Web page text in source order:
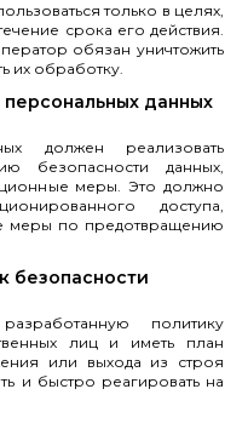
только в целях,
срока его действия.
обязан уничтожить
их обработку.
данных
должен реализовать
безопасности данных,
меры. Это должно
доступа,
меры по предотвращению
безопасности
политику
лиц и иметь план
или выхода из строя
и быстро реагировать на